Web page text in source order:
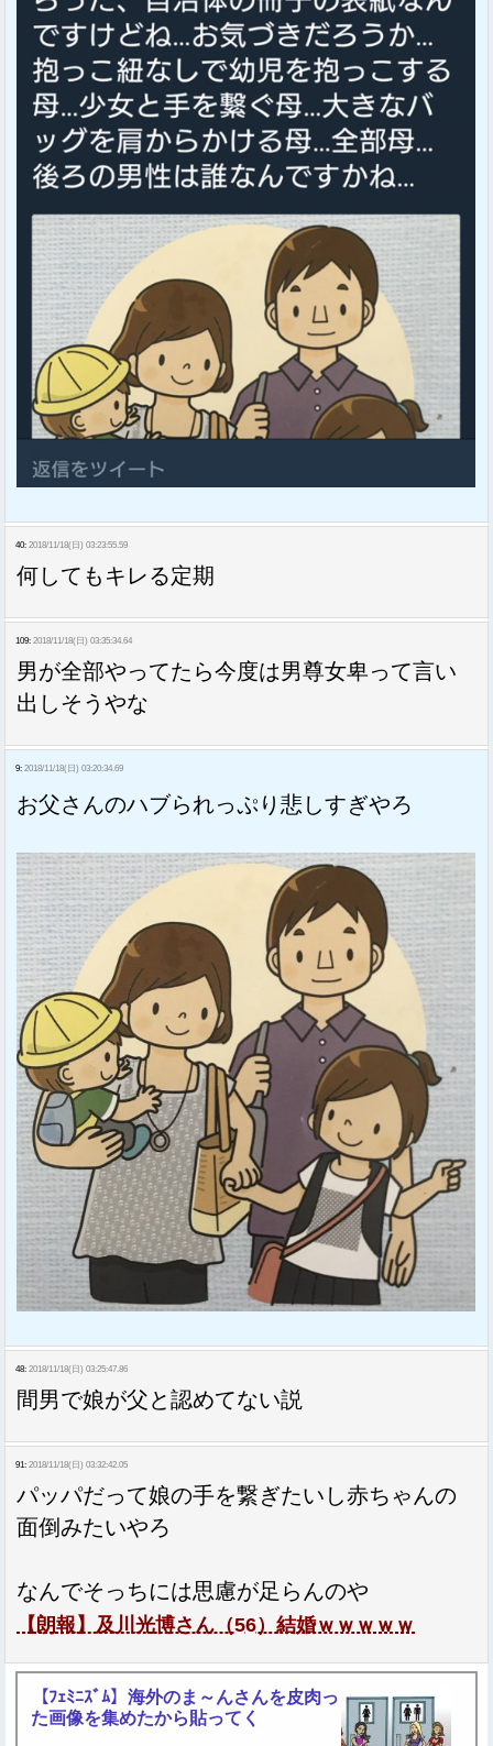
40: 2018/11/18(日) 03:23:55.59
何してもキレる定期
109: 2018/11/18(日) 03:35:34.64
男が全部やってたら今度は男尊女卑って言い
出しそうやな
9: 2018/11/18(日) 03:20:34.69
お父さんのハブられっぷり悲しすぎやろ
48: 2018/11/18(日) 03:25:47.86
間男で娘が父と認めてない説
91: 2018/11/18(日) 03:32:42.05
パッパだって娘の手を繋ぎたいし赤ちゃんの
面倒みたいやろ
なんでそっちには思慮が足らんのや
【朗報】及川光博さん（56）結婚ｗｗｗｗｗ
【ﾌｪﾐﾆｽﾞﾑ】海外のま～んさんを皮肉っ
た画像を集めたから貼ってく